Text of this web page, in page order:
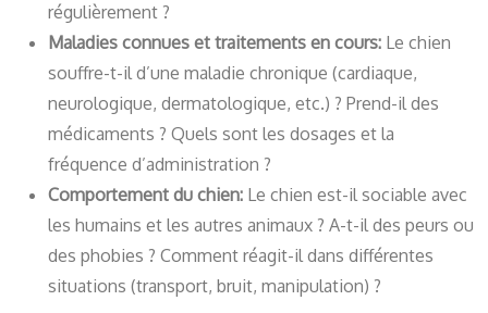
régulièrement ?
Maladies connues et traitements en cours: Le chien
souffre-t-il d’une maladie chronique (cardiaque,
neurologique, dermatologique, etc.) ? Prend-il des
médicaments ? Quels sont les dosages et la
fréquence d’administration ?
Comportement du chien: Le chien est-il sociable avec
les humains et les autres animaux ? A-t-il des peurs ou
des phobies ? Comment réagit-il dans différentes
situations (transport, bruit, manipulation) ?